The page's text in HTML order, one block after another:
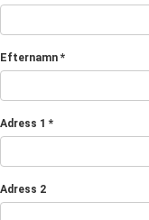
Efternamn *
Adress 1 *
Adress 2